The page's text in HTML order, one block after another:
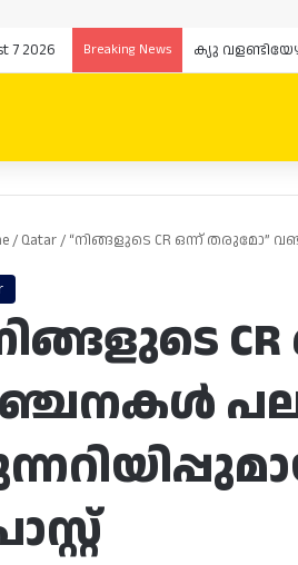
7 2026 Breaking News
/ Qatar/ “നിങ്ങളുടെ CR ഒന്ന് തരുമോ”
പല